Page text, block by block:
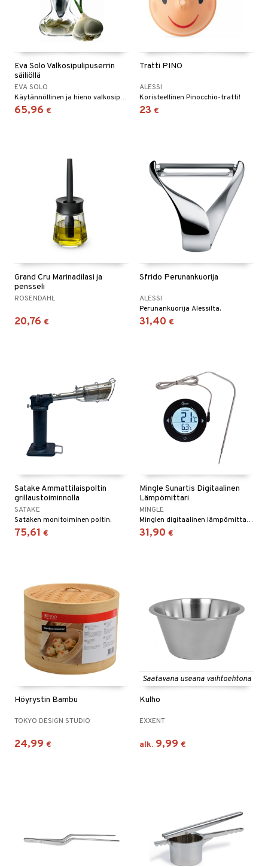
Eva Solo Valkosipulipuserrin
säiliöllä
EVA SOLO
Käytännöllinen ja hieno valkosipulipuristin.
65,96 €
Tratti PINO
ALESSI
Koristeellinen Pinocchio-tratti!
23 €
Grand Cru Marinadilasi ja
pensseli
ROSENDAHL
20,76 €
Sfrido Perunankuorija
ALESSI
Perunankuorija Alessilta.
31,40 €
Satake Ammattilaispoltin
grillaustoiminnolla
SATAKE
Sataken monitoiminen poltin.
75,61 €
Mingle Sunartis Digitaalinen
Lämpömittari
MINGLE
Minglen digitaalinen lämpömittari, jossa on kosketusnäyttö.
31,90 €
Höyrystin Bambu
TOKYO DESIGN STUDIO
24,99 €
Saatavana useana vaihtoehtona
Kulho
EXXENT
alk. 9,99 €